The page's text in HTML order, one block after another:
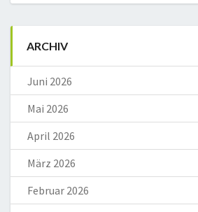
ARCHIV
Juni 2026
Mai 2026
April 2026
März 2026
Februar 2026